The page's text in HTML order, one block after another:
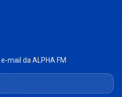
mail da ALPHA FM